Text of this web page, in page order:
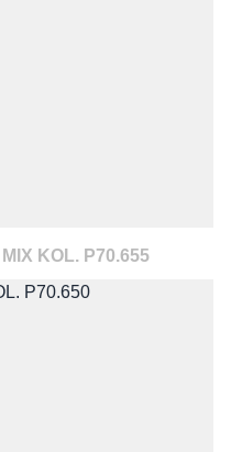
KOL. P70.655